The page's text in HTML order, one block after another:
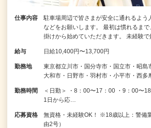
仕事内容
駐車場周辺で皆さまが安全に通れるよう
などをお願いします。 最初は慣れるま
掛けから始めていただきます。 未経験
給与 日給10,400円〜13,700円
勤務地
東京都立川市・国分寺市・国立市・昭島
大和市・日野市・羽村市・小平市・西
勤務時間
＜日勤＞ ・8：00〜17：00 ・9：00〜
1日から応…
応募資格
無資格・未経験OK！ ※18歳以上：警備
由2号）